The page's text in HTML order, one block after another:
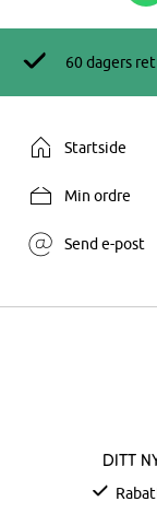
60 dagers
Startside
Min ordre
Send e-post
Ditt